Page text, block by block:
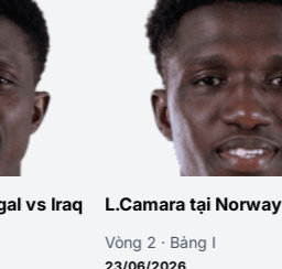
L.Camara tại Norway vs
Vòng 2 · Bảng I